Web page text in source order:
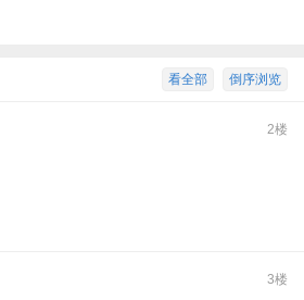
倒序浏览
看全部
2楼
3楼